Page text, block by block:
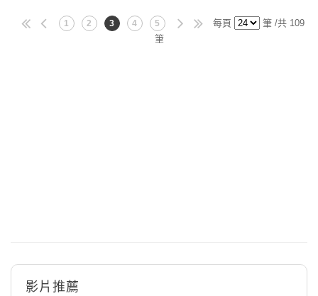
1 2 3 4 5 每頁
筆 /共 109
筆
影片推薦